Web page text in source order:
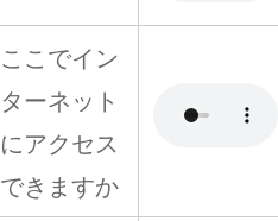
ここでイン
ターネット
にアクセス
できますか